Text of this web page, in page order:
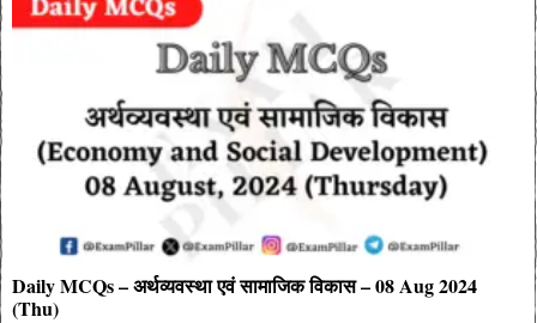
Daily MCQs – अर्थव्यवस्था एवं सामाजिक विकास – 08 Aug 2024
(Thu)